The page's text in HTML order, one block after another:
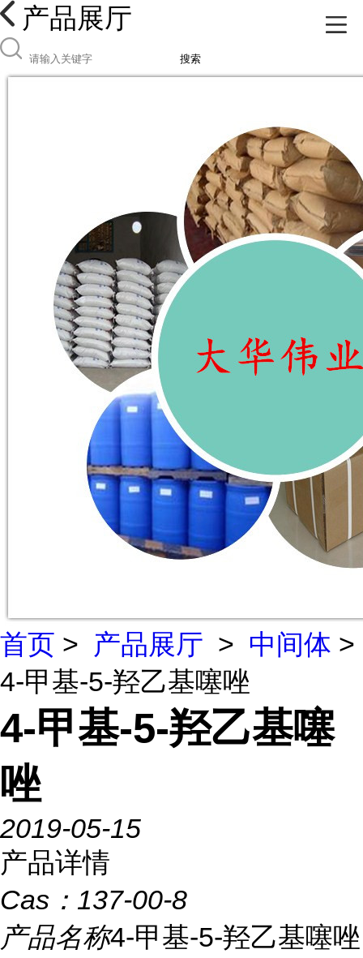
产品展厅
搜索
首页 > 产品展厅 > 中间体 >
4-甲基-5-羟乙基噻唑
4-甲基-5-羟乙基噻
唑
2019-05-15
产品详情
Cas： 137-00-8
产品名称4-甲基-5-羟乙基噻唑